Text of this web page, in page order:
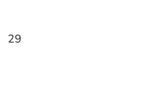
29